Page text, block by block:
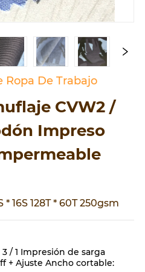
Ropa De Trabajo
CVW2 /
Impreso
16S 128T * 60T 250gsm
3 / 1 Impresión de sarga
+ Ajuste Ancho cortable: